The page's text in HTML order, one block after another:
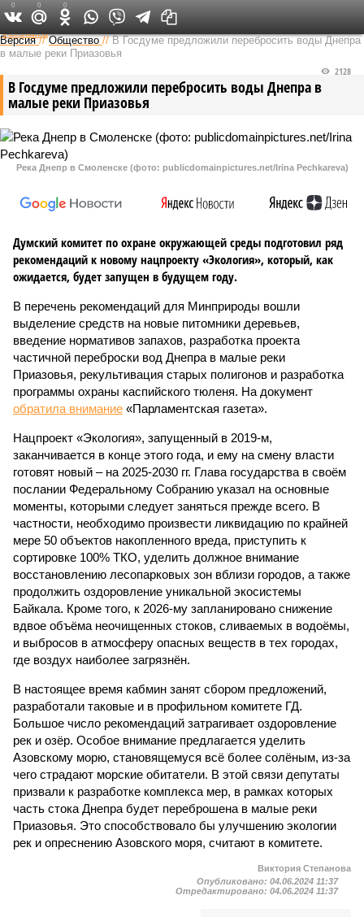
Федеральный выпуск
Версия //Общество //В Госдуме предложили перебросить воды Днепра
в малые реки Приазовья
В Госдуме предложили перебросить воды Днепра в
малые реки Приазовья
2128
Река Днепр в Смоленске (фото: publicdomainpictures.net/Irina Pechkareva)
Думский комитет по охране окружающей среды подготовил ряд
рекомендаций к новому нацпроекту «Экология», который, как
ожидается, будет запущен в будущем году.
В перечень рекомендаций для Минприроды вошли
выделение средств на новые питомники деревьев,
введение нормативов запахов, разработка проекта
частичной переброски вод Днепра в малые реки
Приазовья, рекультивация старых полигонов и разработка
программы охраны каспийского тюленя. На документ
обратила внимание «Парламентская газета».
Нацпроект «Экология», запущенный в 2019-м,
заканчивается в конце этого года, и ему на смену власти
готовят новый – на 2025-2030 гг. Глава государства в своём
послании Федеральному Собранию указал на основные
моменты, которыми следует заняться прежде всего. В
частности, необходимо произвести ликвидацию по крайней
мере 50 объектов накопленного вреда, приступить к
сортировке 100% ТКО, уделить должное внимание
восстановлению лесопарковых зон вблизи городов, а также
продолжить оздоровление уникальной экосистемы
Байкала. Кроме того, к 2026-му запланировано снижение
вдвое объёма неочищенных стоков, сливаемых в водоёмы,
и выбросов в атмосферу опасных веществ в тех городах,
где воздух наиболее загрязнён.
В настоящее время кабмин занят сбором предложений,
разработали таковые и в профильном комитете ГД.
Большое число рекомендаций затрагивает оздоровление
рек и озёр. Особое внимание предлагается уделить
Азовскому морю, становящемуся всё более солёным, из-за
чего страдают морские обитатели. В этой связи депутаты
призвали к разработке комплекса мер, в рамках которых
часть стока Днепра будет переброшена в малые реки
Приазовья. Это способствовало бы улучшению экологии
рек и опреснению Азовского моря, считают в комитете.
0 0 0
Виктория Степанова
Опубликовано: 04.06.2024 11:37
Отредактировано: 04.06.2024 11:37